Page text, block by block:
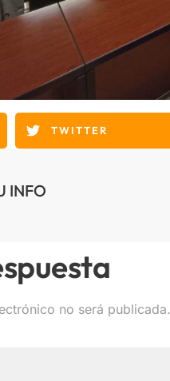
TWITTER
INFO
no será publicada.